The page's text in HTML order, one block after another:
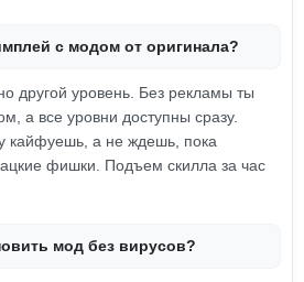
с модом от оригинала?
другой уровень. Без рекламы ты
а все уровни доступны сразу.
кайфуешь, а не ждешь, пока
фишки. Подъем скилла за час
мод без вирусов?